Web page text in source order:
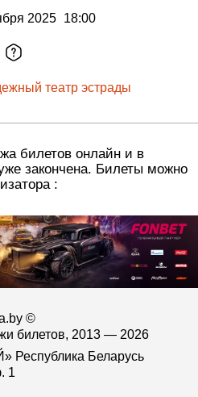
2025 18:00
театр эстрады
билетов онлайн и в
закончена. Билеты можно
:
©
билетов, 2013 — 2026
Беларусь
1